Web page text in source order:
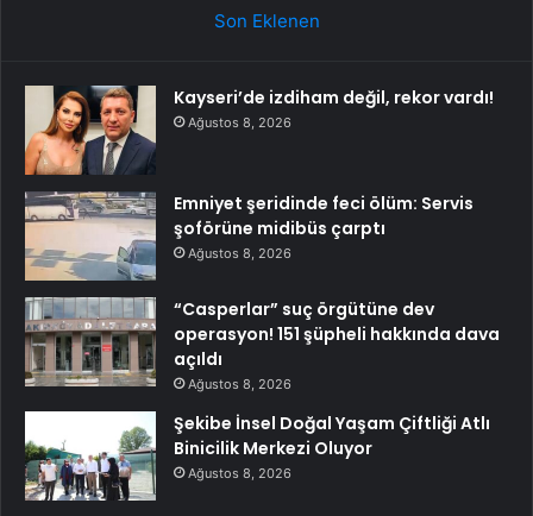
Son Eklenen
Kayseri’de izdiham değil, rekor vardı!
Ağustos 8, 2026
Emniyet şeridinde feci ölüm: Servis
şoförüne midibüs çarptı
Ağustos 8, 2026
“Casperlar” suç örgütüne dev
operasyon! 151 şüpheli hakkında dava
açıldı
Ağustos 8, 2026
Şekibe İnsel Doğal Yaşam Çiftliği Atlı
Binicilik Merkezi Oluyor
Ağustos 8, 2026